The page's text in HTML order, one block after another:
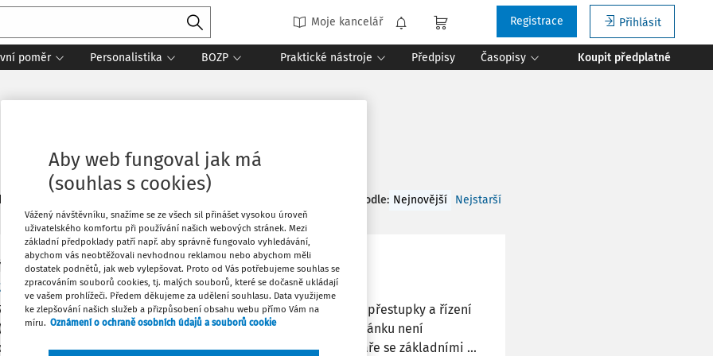
Moje kancelář Přihlásit
Registrace
poměr Personalistika BOZP Praktické nástroje Předpisy Časopisy Koupit předplatné
Řadit podle: Nejnovější Nejstarší
o odpovědnosti za přestupky
2017 nabyl účinnosti zákon č. 250/2016 Sb., o odpovědnosti za přestupky a řízení
jen „zákon o odpovědnosti za přestupky“). Cílem tohoto článku není
rozbor této nové procesní normy. Jde mi o to seznámit čtenáře se základními ...
Aby web fungoval jak má
(souhlas s cookies)
Vážený návštěvníku, snažíme se ze všech sil přinášet vysokou úroveň
uživatelského komfortu při používání našich webových stránek. Mezi
základní předpoklady patří např. aby správně fungovalo vyhledávání,
abychom vás neobtěžovali nevhodnou reklamou nebo abychom měli
dostatek podnětů, jak web vylepšovat. Proto od Vás potřebujeme souhlas se
zpracováním souborů cookies, tj. malých souborů, které se dočasně ukládají
ve vašem prohlížeči. Předem děkujeme za udělení souhlasu. Data využijeme
ke zlepšování našich služeb a přizpůsobení obsahu webu přímo Vám na
míru. Oznámení o ochraně osobních údajů a souborů cookie